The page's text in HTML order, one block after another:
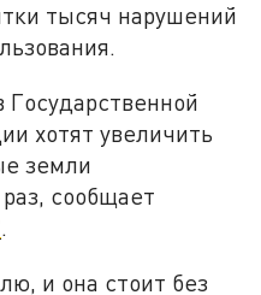
тысяч нарушений
Государственной
хотят увеличить
земли
сообщает
.
и она стоит без